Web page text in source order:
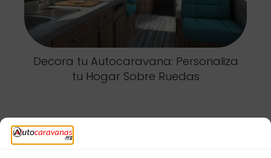
Decora tu Autocaravana: Personaliza
tu Hogar Sobre Ruedas